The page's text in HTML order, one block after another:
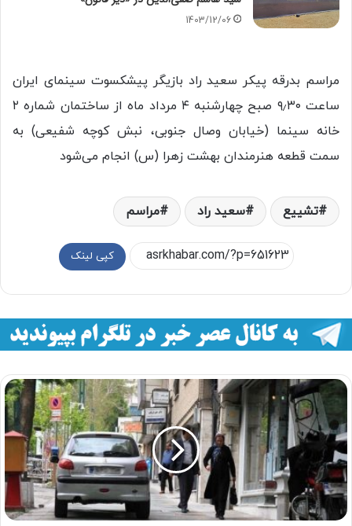
1403/12/06
مراسم بدرقه پیکر سعید راد بازیگر پیشکسوت سینمای ایران
ساعت ۹٫۳۰ صبح چهارشنبه ۴ مرداد ماه از ساختمان شماره ۲
خانه سینما (خیابان وصال جنوبی، نبش کوچه شفیعی) به
سمت قطعه هنرمندان بهشت زهرا (س) انجام می‌شود
تشییع سعید راد مراسم
کپی لینک